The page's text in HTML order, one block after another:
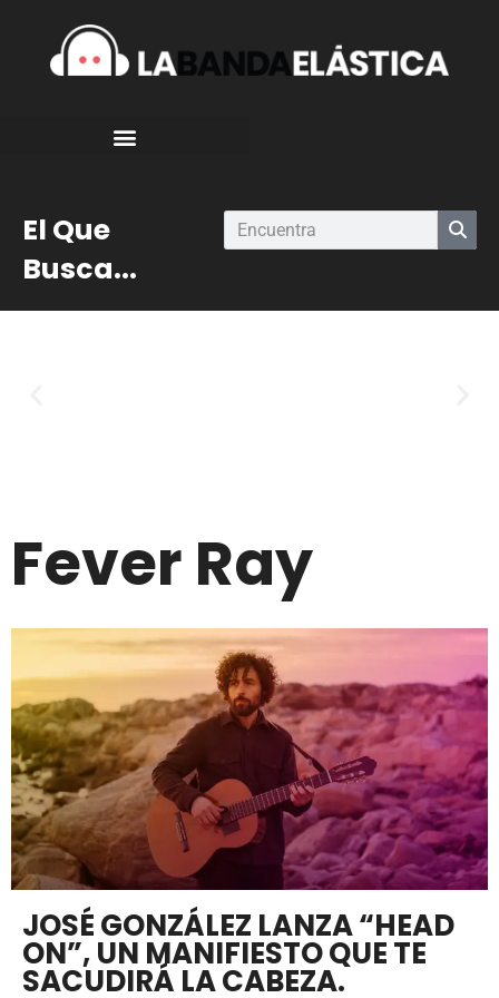
El Que
Busca...
Fever Ray
JOSÉ GONZÁLEZ LANZA “HEAD
ON”, UN MANIFIESTO QUE TE
SACUDIRÁ LA CABEZA.